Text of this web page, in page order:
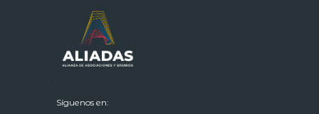
Síguenos en: